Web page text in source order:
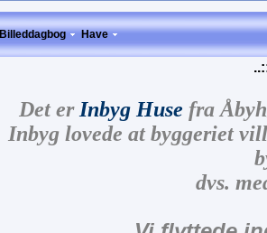
Billeddagbog Have
Det er Inbyg Huse fra
Inbyg lovede at byggeriet
dvs.